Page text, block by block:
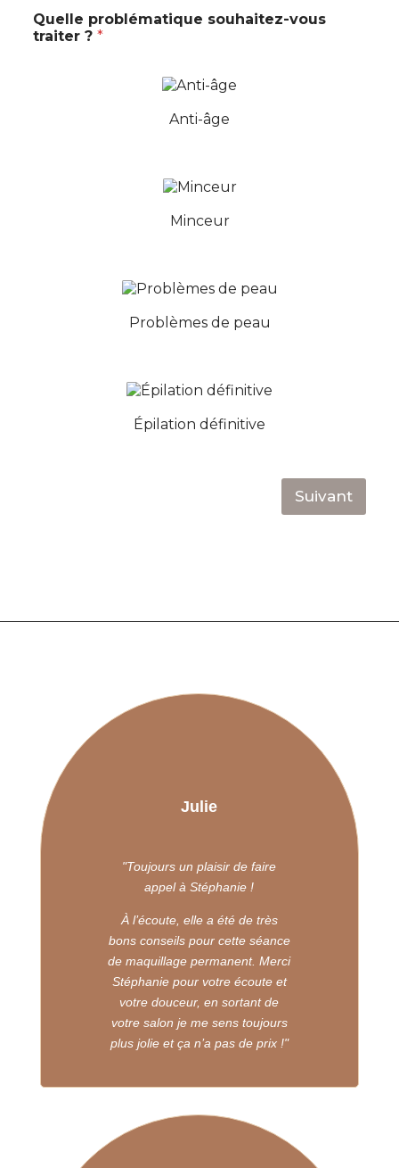
Quelle problématique souhaitez-vous
traiter ? *
Anti-âge
Minceur
Problèmes de peau
Épilation définitive
Suivant
Julie
"Toujours un plaisir de faire
appelà Stéphanie !
À l’écoute, elle a été de très
bons conseils pour cette séance
demaquillage permanent.Merci
Stéphanie pour votre écoute et
votre douceur, en sortantde
votre salon je me sens toujours
plus jolie et ça n’a pas de prix !"